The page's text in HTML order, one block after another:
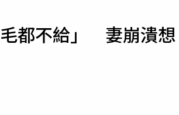
運勢
都不給」 妻崩潰想